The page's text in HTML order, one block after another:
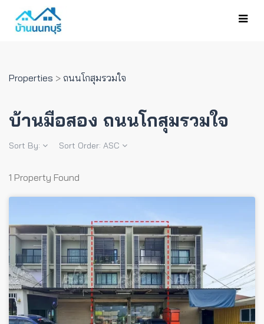
Properties > ถนนโกสุมรวมใจ
บ้านมือสอง ถนนโกสุมรวมใจ
Sort By: Sort Order: ASC
1 Property Found